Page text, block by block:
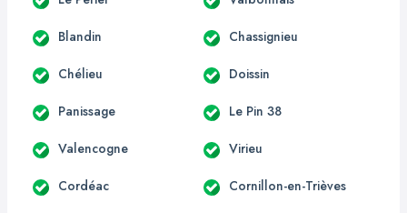
Blandin Chassignieu
Chélieu Doissin
Panissage Le Pin 38
Valencogne Virieu
Cordéac Cornillon-en-Trièves